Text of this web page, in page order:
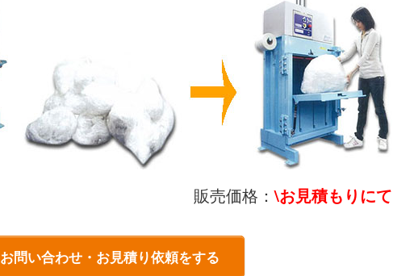
販売価格：\お見積もりにて
お問い合わせ・お見積り依頼をする